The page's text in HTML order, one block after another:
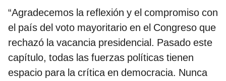
“Agradecemos la reflexión y el compromiso con
el país del voto mayoritario en el Congreso que
rechazó la vacancia presidencial. Pasado este
capítulo, todas las fuerzas políticas tienen
espacio para la crítica en democracia. Nunca